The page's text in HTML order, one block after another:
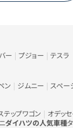
ー プジョー
テスラ
ン ジムニー スペー
テップワゴン
オデッ
ダイハツの人気車種